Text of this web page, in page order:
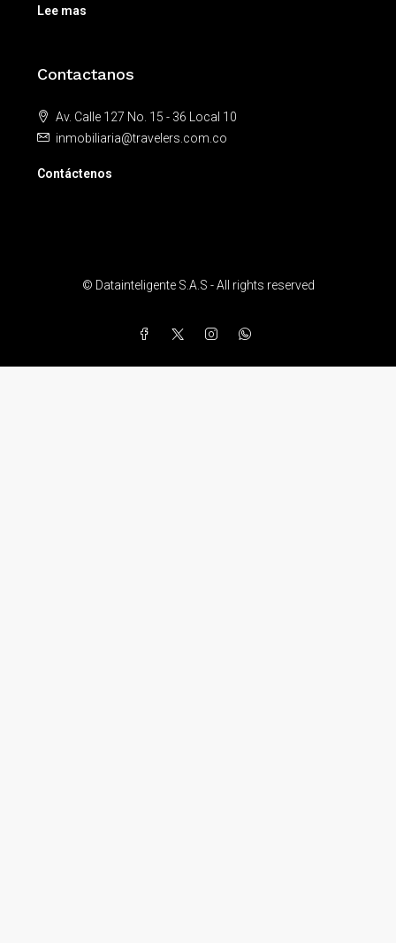
Lee mas
Contactanos
Av. Calle 127 No. 15 - 36 Local 10
inmobiliaria@travelers.com.co
Contáctenos
© Datainteligente S.A.S - All rights reserved